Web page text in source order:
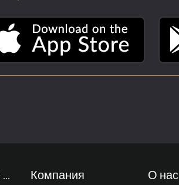
Компания О нас